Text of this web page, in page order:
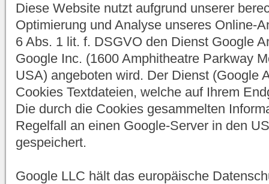
Diese Website nutzt aufgrund unserer
Optimierung und Analyse unseres Online-
6 Abs. 1 lit. f. DSGVO den Dienst Google
Google Inc. (1600 Amphitheatre Parkway
USA) angeboten wird. Der Dienst (Google
Cookies Textdateien, welche auf Ihrem
Die durch die Cookies gesammelten
Regelfall an einen Google-Server in den
gespeichert.
Google LLC hält das europäische